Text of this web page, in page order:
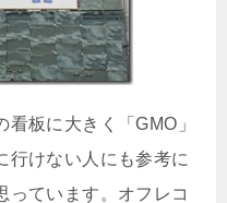
板に大きく「GMO」
行けない人にも参考に
っています。オフレコ